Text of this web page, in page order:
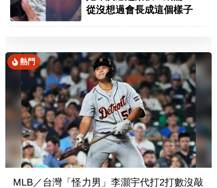
從沒想過會長成這個樣子
熱門
MLB／台灣「怪力男」李灝宇代打2打數沒敲